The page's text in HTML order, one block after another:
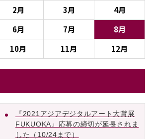
2月 3月
4月
6月 7月
8月
10月 11月 12月
『2021アジアデジタルアート大賞展
FUKUOKA』応募の締切が延長されま
した（10/24まで）